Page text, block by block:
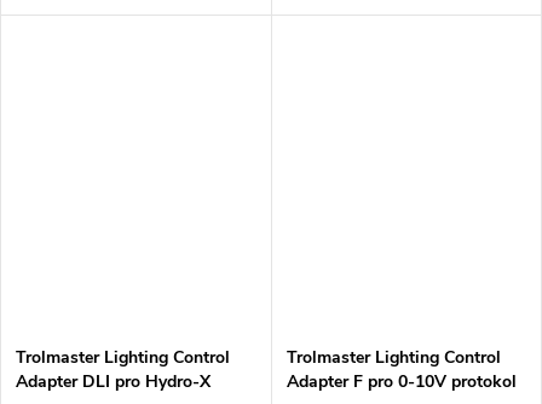
ovládání...
Trolmaster Lighting Control
Adapter DLI pro Hydro-X
Trolmaster Lighting Control
Adapter F pro 0-10V protokol